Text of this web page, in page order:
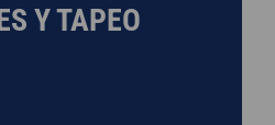
Y TAPEO